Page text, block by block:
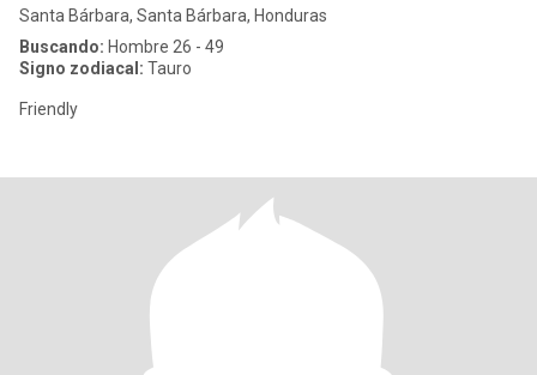
Santa Bárbara, Santa Bárbara, Honduras
Buscando: Hombre 26 - 49
Signo zodiacal: Tauro
Friendly